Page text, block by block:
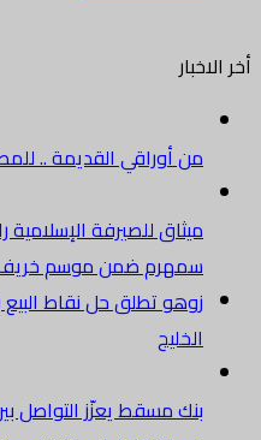
أخر الاخبار
من أوراقي القديمة ..
ميثاق للصيرفة الإسلامية
سمهرم ضمن موسم خريف
الخليج
بنك مسقط يعزّز التواصل